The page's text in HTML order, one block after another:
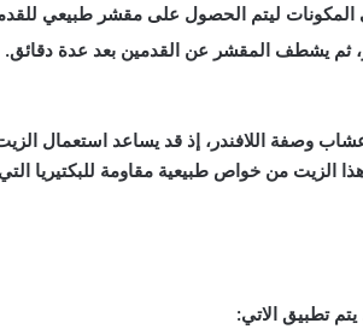
المكونات ليتم الحصول على مقشر طبيعي
ثم يشطف المقشر عن القدمين بعد عدة دقائق.
وصفة اللافندر، إذ قد يساعد استعمال
هذا الزيت من خواص طبيعية مقاومة للبكتيريا
تطبيق الاتي: